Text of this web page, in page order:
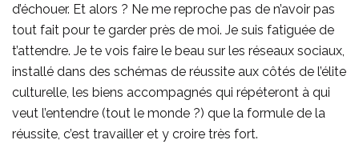
d’échouer. Et alors ? Ne me reproche pas de n’avoir pas
tout fait pour te garder près de moi. Je suis fatiguée de
t’attendre. Je te vois faire le beau sur les réseaux sociaux,
installé dans des schémas de réussite aux côtés de l’élite
culturelle, les biens accompagnés qui répéteront à qui
veut l’entendre (tout le monde ?) que la formule de la
réussite, c’est travailler et y croire très fort.